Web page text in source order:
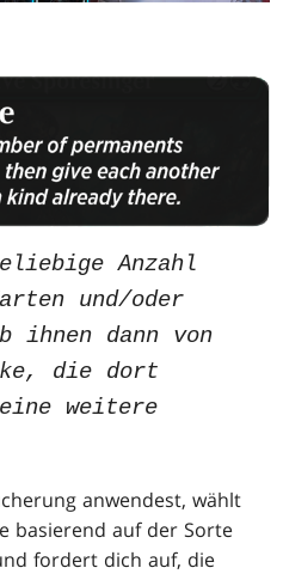
Anzahl
und/oder
ihnen dann von
die dort
weitere
anwendest, wählt
basierend auf der Sorte
fordert dich auf, die